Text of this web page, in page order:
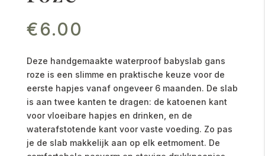
€6.00
Deze handgemaakte waterproof babyslab gans
roze is een slimme en praktische keuze voor de
eerste hapjes vanaf ongeveer 6 maanden. De slab
is aan twee kanten te dragen: de katoenen kant
voor vloeibare hapjes en drinken, en de
waterafstotende kant voor vaste voeding. Zo pas
je de slab makkelijk aan op elk eetmoment. De